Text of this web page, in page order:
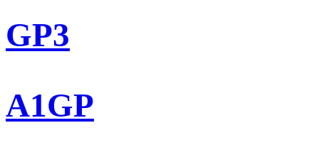
GP3
A1GP